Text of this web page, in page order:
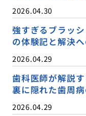
2026.04.30
強すぎるブラッ
の体験記と解決
2026.04.29
歯科医師が解説
裏に隠れた歯周
2026.04.29